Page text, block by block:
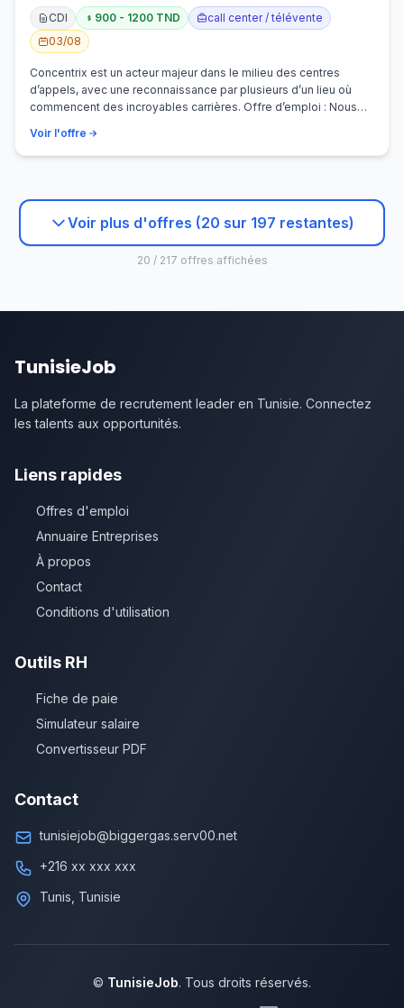
CDI
900 - 1200 TND
call center / télévente
03/08
Concentrix est un acteur majeur dans le milieu des centres
d’appels, avec une reconnaissance par plusieurs d’un lieu où
commencent des incroyables carrières. Offre d’emploi : Nous
Voir l'offre
Voir plus d'offres (20 sur 197 restantes)
20 / 217 offres affichées
TunisieJob
La plateforme de recrutement leader en Tunisie. Connectez
les talents aux opportunités.
Liens rapides
Offres d'emploi
Annuaire Entreprises
À propos
Contact
Conditions d'utilisation
Outils RH
Fiche de paie
Simulateur salaire
Convertisseur PDF
Contact
tunisiejob@biggergas.serv00.net
+216 xx xxx xxx
Tunis, Tunisie
© TunisieJob. Tous droits réservés.